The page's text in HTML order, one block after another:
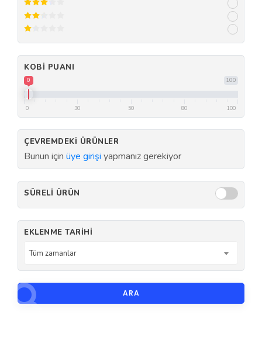
KOBI PUANI
100
0
0 30 50 80 100
ÇEVREMDEKI ÜRÜNLER
Bunun için üye girişi yapmanız gerekiyor
SÜRELI ÜRÜN
EKLENME TARIHI
Tüm zamanlar
ARA